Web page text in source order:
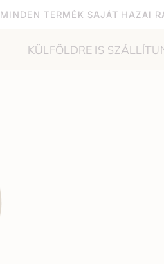
MINDEN TERMÉK SAJÁT HAZAI
KÜLFÖLDRE IS